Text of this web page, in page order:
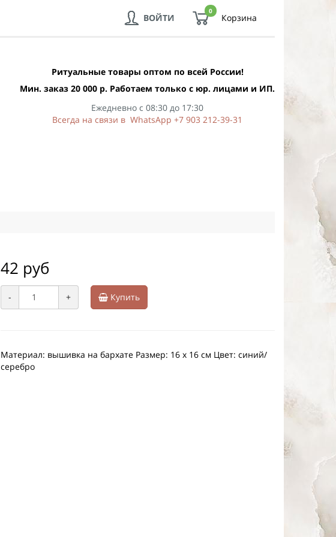
0
Корзина
ВОЙТИ
Ритуальные товары оптом по всей России!
Мин. заказ 20 000 р. Работаем только с юр. лицами и ИП.
Ежедневно с 08:30 до 17:30
Всегда на связи в WhatsApp +7 903 212-39-31
42 руб
- + Купить
Материал: вышивка на бархате Размер: 16 х 16 см Цвет: синий/
серебро